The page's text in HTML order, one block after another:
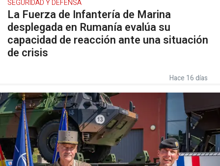
SEGURIDAD Y DEFENSA
La Fuerza de Infantería de Marina
desplegada en Rumanía evalúa su
capacidad de reacción ante una situación
de crisis
Hace 16 días